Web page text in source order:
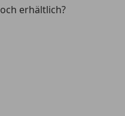
erhältlich?